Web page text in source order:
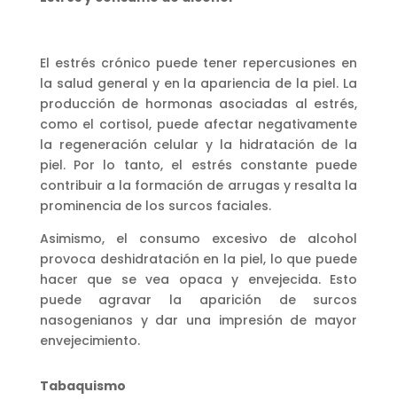
El estrés crónico puede tener repercusiones en
la salud general y en la apariencia de la piel. La
producción de hormonas asociadas al estrés,
como el cortisol, puede afectar negativamente
la regeneración celular y la hidratación de la
piel. Por lo tanto, el estrés constante puede
contribuir a la formación de arrugas y resalta la
prominencia de los surcos faciales.
Asimismo, el consumo excesivo de alcohol
provoca deshidratación en la piel, lo que puede
hacer que se vea opaca y envejecida. Esto
puede agravar la aparición de surcos
nasogenianos y dar una impresión de mayor
envejecimiento.
Tabaquismo